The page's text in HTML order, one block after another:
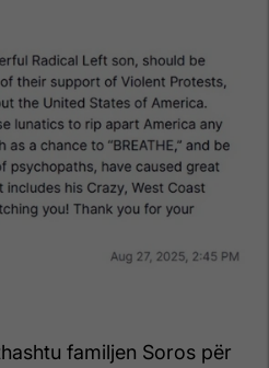
familjen Soros për